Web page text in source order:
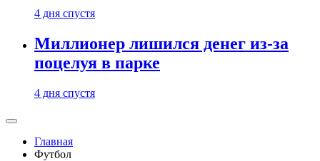
4 дня спустя
Миллионер лишился денег из-за
поцелуя в парке
4 дня спустя
Главная
Футбол